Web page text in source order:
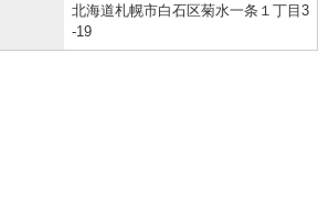
北海道札幌市白石区菊水一条１丁目3
-19